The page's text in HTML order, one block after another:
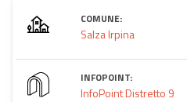
COMUNE:
Salza Irpina
INFOPOINT:
InfoPoint Distretto 9